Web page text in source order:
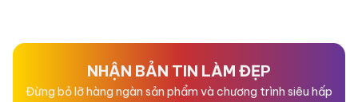
5
5
NHẬN BẢN TIN LÀM ĐẸP
Đừng bỏ lỡ hàng ngàn sản phẩm và chương trình siêu hấp